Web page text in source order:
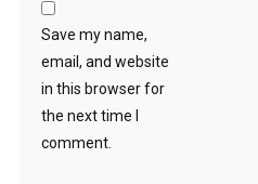
Save my name,
email, and website
in this browser for
the next time I
comment.